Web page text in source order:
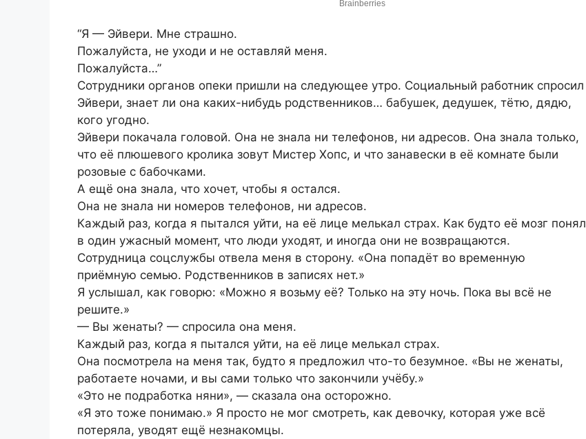
“Я — Эйвери. Мне страшно.
Пожалуйста, не уходи и не оставляй меня.
Пожалуйста…”
Сотрудники органов опеки пришли на следующее утро. Социальный работник спросил
Эйвери, знает ли она каких-нибудь родственников… бабушек, дедушек, тётю, дядю,
кого угодно.
Эйвери покачала головой. Она не знала ни телефонов, ни адресов. Она знала только,
что её плюшевого кролика зовут Мистер Хопс, и что занавески в её комнате были
розовые с бабочками.
А ещё она знала, что хочет, чтобы я остался.
Она не знала ни номеров телефонов, ни адресов.
Каждый раз, когда я пытался уйти, на её лице мелькал страх. Как будто её мозг понял
в один ужасный момент, что люди уходят, и иногда они не возвращаются.
Сотрудница соцслужбы отвела меня в сторону. «Она попадёт во временную
приёмную семью. Родственников в записях нет.»
Я услышал, как говорю: «Можно я возьму её? Только на эту ночь. Пока вы всё не
решите.»
— Вы женаты? — спросила она меня.
Каждый раз, когда я пытался уйти, на её лице мелькал страх.
Она посмотрела на меня так, будто я предложил что-то безумное. «Вы не женаты,
работаете ночами, и вы сами только что закончили учёбу.»
«Это не подработка няни», — сказала она осторожно.
«Я это тоже понимаю.» Я просто не мог смотреть, как девочку, которая уже всё
потеряла, уводят ещё незнакомцы.